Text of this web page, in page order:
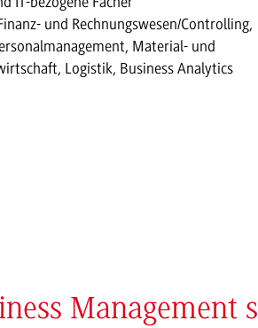
und Rechnungswesen/Controlling,
Material- und
Logistik, Business Analytics
Management